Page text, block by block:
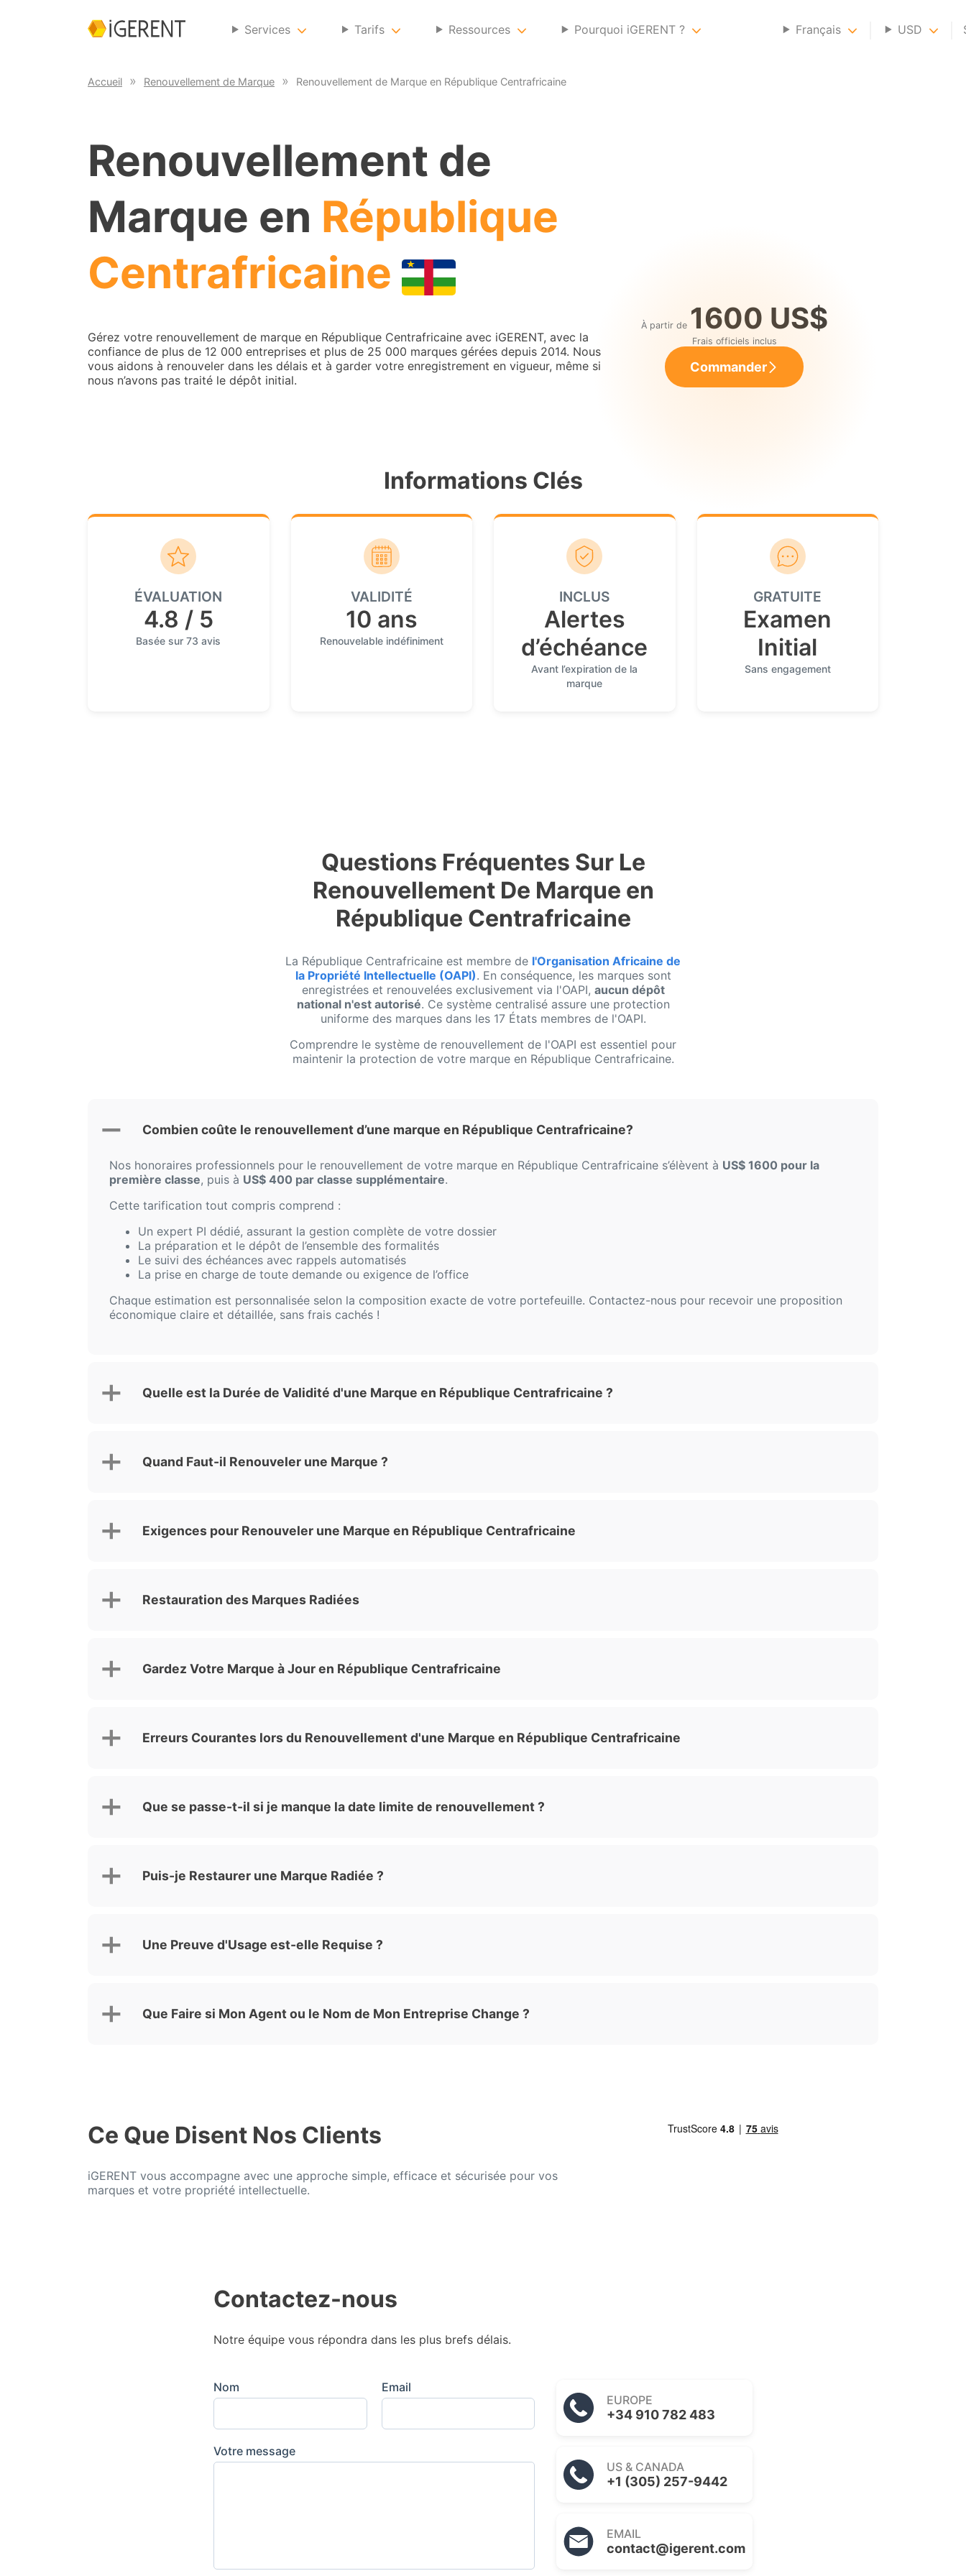
Services Tarifs Ressources Pourquoi iGERENT ? Français USD
Accueil Renouvellement de Marque Renouvellement de Marque en République Centrafricaine
Renouvellement de
Marque en République
Centrafricaine
Gérez votre renouvellement de marque en République Centrafricaine avec iGERENT, avec la
confiance de plus de 12 000 entreprises et plus de 25 000 marques gérées depuis 2014. Nous
vous aidons à renouveler dans les délais et à garder votre enregistrement en vigueur, même si
nous n’avons pas traité le dépôt initial.
À partir de 1600 US$
Frais officiels inclus
Commander
Informations Clés
ÉVALUATION
4.8 / 5
Basée sur 73 avis
VALIDITÉ
10 ans
Renouvelable indéfiniment
INCLUS
Alertes
d’échéance
Avant l’expiration de la
marque
GRATUITE
Examen
Initial
Sans engagement
Questions Fréquentes Sur Le
Renouvellement De Marque en
République Centrafricaine
La République Centrafricaine est membre de l'Organisation Africaine de
la Propriété Intellectuelle (OAPI). En conséquence, les marques sont
enregistrées et renouvelées exclusivement via l'OAPI, aucun dépôt
national n'est autorisé. Ce système centralisé assure une protection
uniforme des marques dans les 17 États membres de l'OAPI.
Comprendre le système de renouvellement de l'OAPI est essentiel pour
maintenir la protection de votre marque en République Centrafricaine.
Combien coûte le renouvellement d’une marque en République Centrafricaine?
Nos honoraires professionnels pour le renouvellement de votre marque en République Centrafricaine s’élèvent à US$ 1600 pour la
première classe, puis à US$ 400 par classe supplémentaire.
Cette tarification tout compris comprend :
Un expert PI dédié, assurant la gestion complète de votre dossier
La préparation et le dépôt de l’ensemble des formalités
Le suivi des échéances avec rappels automatisés
La prise en charge de toute demande ou exigence de l’office
Chaque estimation est personnalisée selon la composition exacte de votre portefeuille. Contactez-nous pour recevoir une proposition
économique claire et détaillée, sans frais cachés !
Quelle est la Durée de Validité d'une Marque en République Centrafricaine ?
Quand Faut-il Renouveler une Marque ?
Exigences pour Renouveler une Marque en République Centrafricaine
Restauration des Marques Radiées
Gardez Votre Marque à Jour en République Centrafricaine
Erreurs Courantes lors du Renouvellement d'une Marque en République Centrafricaine
Que se passe-t-il si je manque la date limite de renouvellement ?
Puis-je Restaurer une Marque Radiée ?
Une Preuve d'Usage est-elle Requise ?
Que Faire si Mon Agent ou le Nom de Mon Entreprise Change ?
Ce Que Disent Nos Clients
iGERENT vous accompagne avec une approche simple, efficace et sécurisée pour vos
marques et votre propriété intellectuelle.
Contactez-nous
Notre équipe vous répondra dans les plus brefs délais.
Nom Email
Votre message
EUROPE
+34 910 782 483
US & CANADA
+1 (305) 257-9442
EMAIL
contact@igerent.com